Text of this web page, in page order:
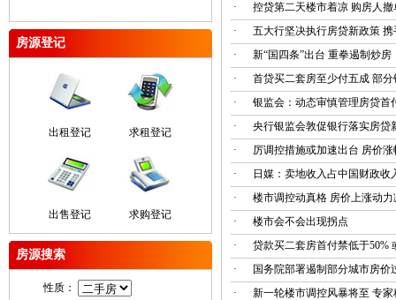
赁、商业用房及办公房租售、房
屋权证代办等业务本着“信誉至上
本”的服务理念努力充实公司经营
实力以诚信、专业、平实的姿态
里我们将不断完善自我为广大客
户提供更丰富发房源和更完善的
服务。
房源登记
出租登记 求租登记
出售登记 求购登记
房源搜索
性质：
·
控贷第二天楼市着凉 购房人
·
五大行坚决执行房贷新政策
·
新“国四条”出台 重拳遏制炒房
·
首贷买二套房至少付五成 部
·
银监会：动态审慎管理房贷首
·
央行银监会敦促银行落实房贷
·
厉调控措施或加速出台 房价涨
·
日媒：卖地收入占中国财政收
·
楼市调控动真格 房价上涨动力
·
楼市会不会出现拐点
·
贷款买二套房首付禁低于50%
·
国务院部署遏制部分城市房价
·
新一轮楼市调控风暴将至 专